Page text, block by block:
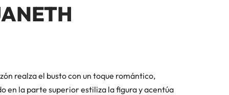
realza el busto con un toque romántico,
en la parte superior estiliza la figura y acentúa